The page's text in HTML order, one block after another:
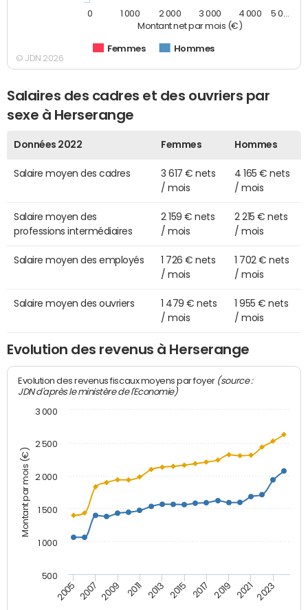
Montant net par mois (€)
Femmes Hommes
0 1 000 2 000 3 000 4 000 5 0…
© JDN 2026
Salaires des cadres et des ouvriers par
sexe à Herserange
Données 2022 Femmes Hommes
Salaire moyen des cadres
3 617 € nets
/ mois
4 165 € nets
/ mois
Salaire moyen des
professions intermédiaires
2 159 € nets
/ mois
2 215 € nets
/ mois
Salaire moyen des employés
1 726 € nets
/ mois
1 702 € nets
/ mois
Salaire moyen des ouvriers
1 479 € nets
/ mois
1 955 € nets
/ mois
Evolution des revenus à Herserange
Montant par mois (€)
Evolution des revenus fiscaux moyens par foyer (source :
JDN d'après le ministère de l'Economie)
2005 2007 2009 2011 2013 2015 2017 2019 2021 2023
500
1 000
1 500
2 000
2 500
3 000